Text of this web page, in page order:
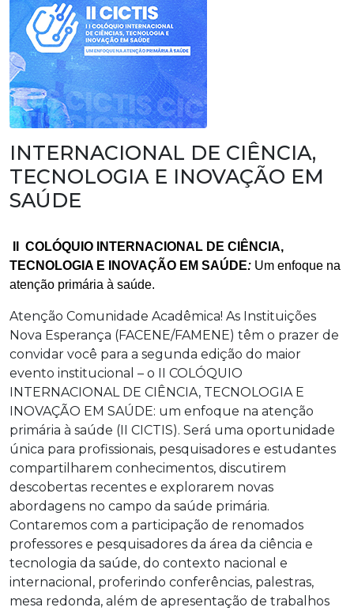
INTERNACIONAL DE CIÊNCIA,
TECNOLOGIA E INOVAÇÃO EM
SAÚDE
II COLÓQUIO INTERNACIONAL DE CIÊNCIA,
TECNOLOGIA E INOVAÇÃO EM SAÚDE: Um enfoque na
atenção primária à saúde.
Atenção Comunidade Acadêmica! As Instituições
Nova Esperança (FACENE/FAMENE) têm o prazer de
convidar você para a segunda edição do maior
evento institucional – o II COLÓQUIO
INTERNACIONAL DE CIÊNCIA, TECNOLOGIA E
INOVAÇÃO EM SAÚDE: um enfoque na atenção
primária à saúde (II CICTIS). Será uma oportunidade
única para profissionais, pesquisadores e estudantes
compartilharem conhecimentos, discutirem
descobertas recentes e explorarem novas
abordagens no campo da saúde primária.
Contaremos com a participação de renomados
professores e pesquisadores da área da ciência e
tecnologia da saúde, do contexto nacional e
internacional, proferindo conferências, palestras,
mesa redonda, além de apresentação de trabalhos